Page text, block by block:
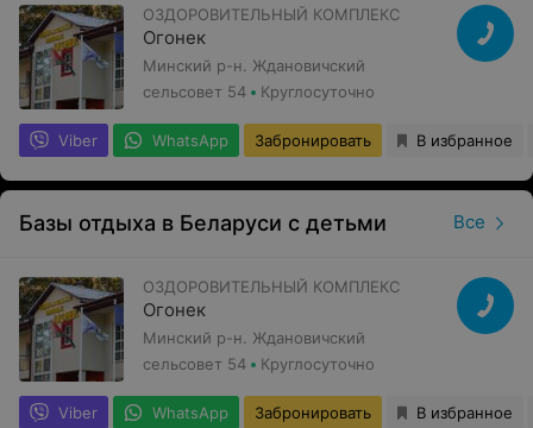
ОЗДОРОВИТЕЛЬНЫЙ КОМПЛЕКС
Огонек
Минский р-н. Ждановичский
сельсовет 54
Круглосуточно
Viber WhatsApp Забронировать В избранное
Базы отдыха в Беларуси с детьми Все
ОЗДОРОВИТЕЛЬНЫЙ КОМПЛЕКС
Огонек
Минский р-н. Ждановичский
сельсовет 54
Круглосуточно
Viber WhatsApp Забронировать В избранное